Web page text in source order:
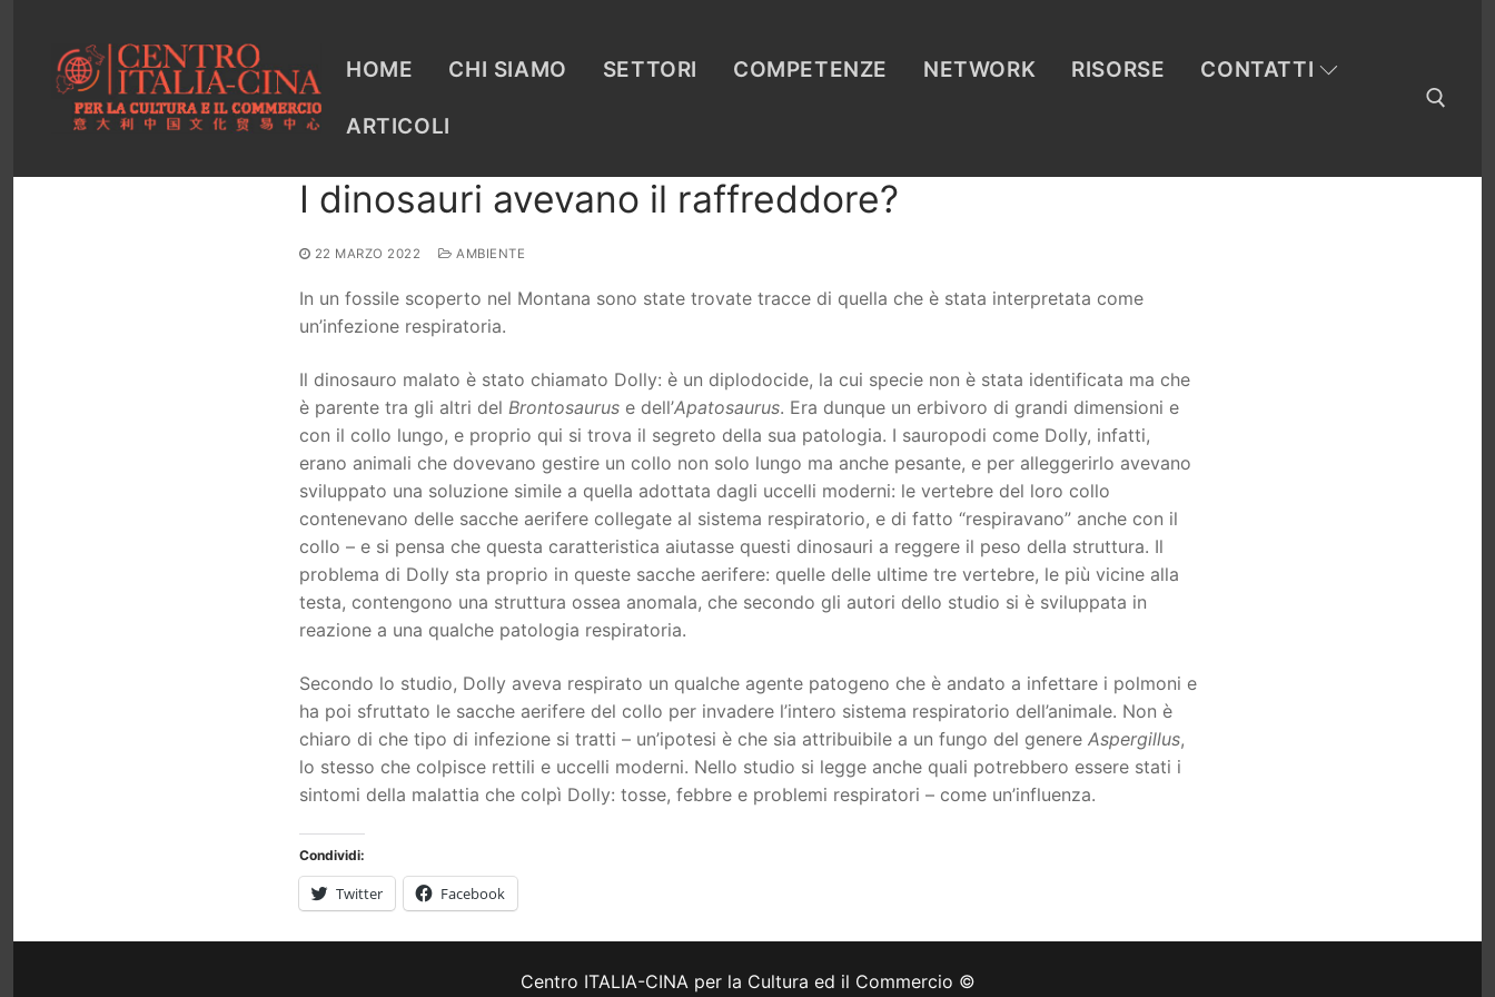
contenuto
HOME CHI SIAMO SETTORI COMPETENZE NETWORK RISORSE CONTATTI
ARTICOLI
I dinosauri avevano il raffreddore?
22 MARZO 2022 AMBIENTE
In un fossile scoperto nel Montana sono state trovate tracce di quella che è stata interpretata come
un’infezione respiratoria.
Il dinosauro malato è stato chiamato Dolly: è un diplodocide, la cui specie non è stata identificata ma che
è parente tra gli altri del Brontosauruse dell’Apatosaurus. Era dunque un erbivoro di grandi dimensioni e
con il collo lungo, e proprio qui si trova il segreto della sua patologia. I sauropodi come Dolly, infatti,
erano animali che dovevano gestire un collo non solo lungo ma anche pesante, e per alleggerirlo avevano
sviluppato una soluzione simile a quella adottata dagli uccelli moderni: le vertebre del loro collo
contenevano delle sacche aerifere collegate al sistema respiratorio, e di fatto “respiravano” anche con il
collo – e si pensa che questa caratteristica aiutasse questi dinosauri a reggere il peso della struttura. Il
problema di Dolly sta proprio in queste sacche aerifere: quelle delle ultime tre vertebre, le più vicine alla
testa, contengono una struttura ossea anomala, che secondo gli autori dello studio si è sviluppata in
reazione a una qualche patologia respiratoria.
Secondo lo studio, Dolly aveva respirato un qualche agente patogeno che è andato a infettare i polmoni e
ha poi sfruttato le sacche aerifere del collo per invadere l’intero sistema respiratorio dell’animale. Non è
chiaro di che tipo di infezione si tratti – un’ipotesi è che sia attribuibile a un fungo del genere Aspergillus,
lo stesso che colpisce rettili e uccelli moderni. Nello studio si legge anche quali potrebbero essere stati i
sintomi della malattia che colpì Dolly: tosse, febbre e problemi respiratori – come un’influenza.
Condividi:
Twitter Facebook
Centro ITALIA-CINA per la Cultura ed il Commercio ©